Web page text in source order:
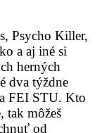
Psycho Killer,
a aj iné si
herných
dva týždne
FEI STU. Kto
tak môžeš
od